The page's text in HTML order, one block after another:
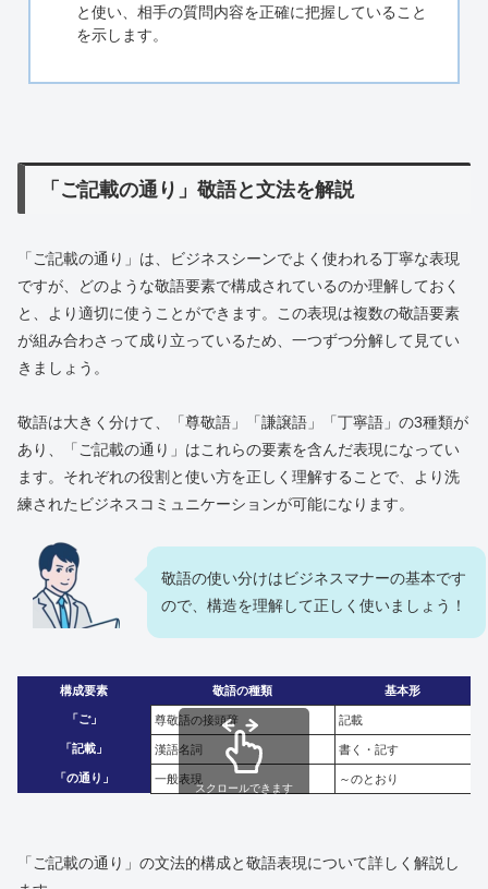
と使い、相手の質問内容を正確に把握していること
を示します。
「ご記載の通り」敬語と文法を解説
「ご記載の通り」は、ビジネスシーンでよく使われる丁寧な表現
ですが、どのような敬語要素で構成されているのか理解しておく
と、より適切に使うことができます。この表現は複数の敬語要素
が組み合わさって成り立っているため、一つずつ分解して見てい
きましょう。
敬語は大きく分けて、「尊敬語」「謙譲語」「丁寧語」の3種類が
あり、「ご記載の通り」はこれらの要素を含んだ表現になってい
ます。それぞれの役割と使い方を正しく理解することで、より洗
練されたビジネスコミュニケーションが可能になります。
敬語の使い分けはビジネスマナーの基本です
ので、構造を理解して正しく使いましょう！
構成要素 敬語の種類 基本形
「ご」 尊敬語の接頭辞 記載
「記載」 漢語名詞 書く・記す
「の通り」 一般表現 ～のとおり
スクロールできます
「ご記載の通り」の文法的構成と敬語表現について詳しく解説し